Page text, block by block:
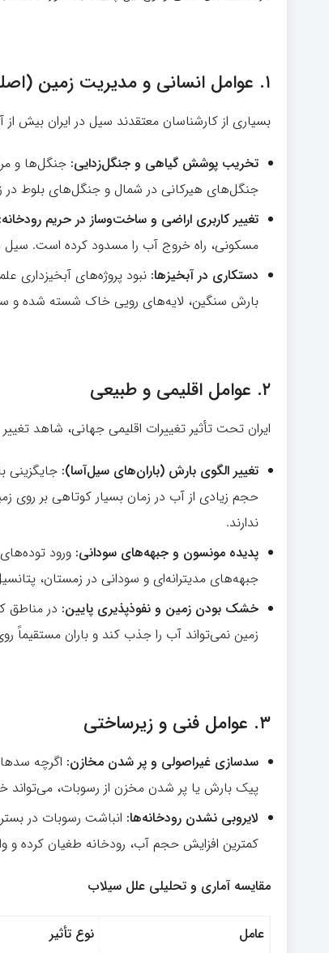
۱. عوامل انسانی و مدیریت زمین
بسیاری از کارشناسان معتقدند سیل در ایران بیش
تخریب پوشش گیاهی و جنگل‌زدایی: جنگل‌ها و
جنگل‌های هیرکانی در شمال و جنگل‌های بلوط
تغییر کاربری اراضی و ساخت‌وساز در حریم رودخانه:
مسکونی، راه خروج آب را مسدود کرده است. سیل
دستکاری در آبخیزها: نبود پروژه‌های آبخیزداری
بارش سنگین، لایه‌های رویی خاک شسته شده و
۲. عوامل اقلیمی و طبیعی
ایران تحت تأثیر تغییرات اقلیمی جهانی، شاهد
تغییر الگوی بارش (باران‌های سیل‌آسا): جایگزینی
حجم زیادی از آب در زمان بسیار کوتاهی بر
ندارند.
پدیده مونسون و جبهه‌های سودانی: ورود
جبهه‌های مدیترانه‌ای و سودانی در زمستان،
خشک بودن زمین و نفوذپذیری پایین: در مناطق
زمین نمی‌تواند آب را جذب کند و باران
۳. عوامل فنی و زیرساختی
سدسازی غیراصولی و پر شدن مخازن: اگرچه
پیک بارش یا پر شدن مخزن از رسوبات، می‌تواند
لایروبی نشدن رودخانه‌ها: انباشت رسوبات در
کمترین افزایش حجم آب، رودخانه طغیان کرده و
مقایسه آماری و تحلیلی علل سیلاب
عامل نوع تأثیر